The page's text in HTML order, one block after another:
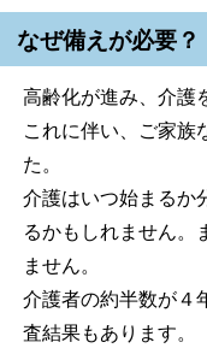
なぜ備えが必要？
高齢化が進み、介護
これに伴い、ご家族
た。
介護はいつ始まるか
るかもしれません。
ません。
介護者の約半数が４
査結果もあります。